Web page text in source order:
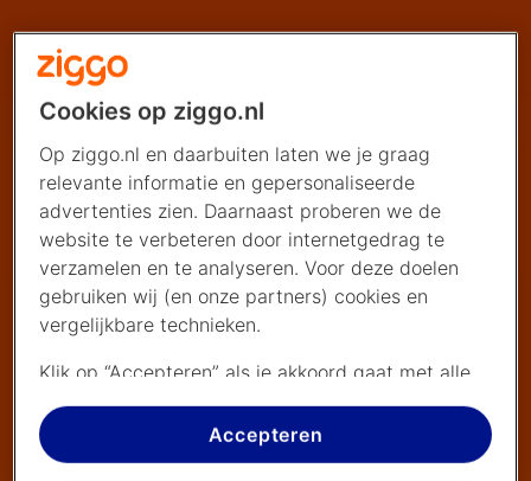
Cookies op ziggo.nl
Op ziggo.nl en daarbuiten laten we je graag
relevante informatie en gepersonaliseerde
advertenties zien. Daarnaast proberen we de
website te verbeteren door internetgedrag te
verzamelen en te analyseren. Voor deze doelen
gebruiken wij (en onze partners) cookies en
vergelijkbare technieken.
Klik op “Accepteren” als je akkoord gaat met alle
cookies. Kies je voor “Nee, liever niet”, dan
plaatsen we alleen strikt noodzakelijke cookies om
de website goed te laten werken. Dat betekent
Accepteren